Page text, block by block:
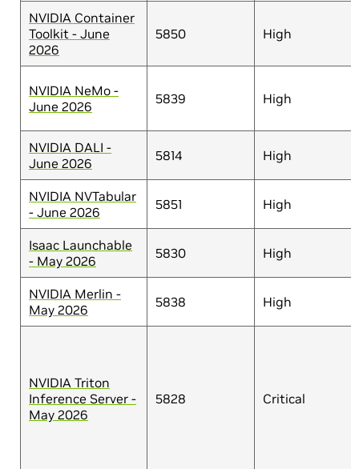
NVIDIA Container
Toolkit - June
2026
5850 High
NVIDIA NeMo -
June 2026
5839 High
NVIDIA DALI -
June 2026
5814 High
NVIDIA NVTabular
- June 2026
5851 High
Isaac Launchable
- May 2026
5830 High
NVIDIA Merlin -
May 2026
5838 High
NVIDIA Triton
Inference Server -
May 2026
5828 Critical